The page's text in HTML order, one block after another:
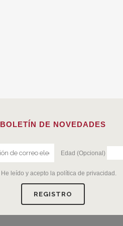
BOLETÍN DE NOVEDADES
Edad (Opcional)
He leído y acepto la política de privacidad .